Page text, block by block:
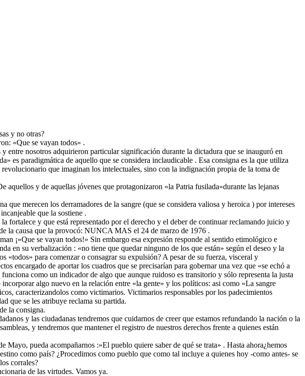
y no otras?
«Que se vayan todos» .
entre nosotros adquirieron particular significación durante la dictadura que se inauguró en
es paradigmática de aquello que se considera inclaudicable . Esa consigna es la que utiliza
que imaginan los intelectuales, sino con la indignación propia de la toma de
aquellos y de aquellas jóvenes que protagonizaron «la Patria fusilada»durante las lejanas
merecen los derramadores de la sangre (que se considera valiosa y heroica ) por intereses
que la sostiene .
fortalece y que está representado por el derecho y el deber de continuar reclamando juicio y
la causa que la provocó: NUNCA MAS el 24 de marzo de 1976 .
¡»Que se vayan todos!» Sin embargo esa expresión responde al sentido etimológico e
en su verbalización : «no tiene que quedar ninguno de los que están» según el deseo y la
«todos» para comenzar o consagrar su expulsión? A pesar de su fuerza, visceral y
encargado de aportar los cuadros que se precisarían para gobernar una vez que «se echó a
como un indicador de algo que aunque ruidoso es transitorio y sólo representa la justa
algo nuevo en la relación entre «la gente» y los políticos: asi como «La sangre
caracterizandolos como victimarios. Victimarios responsables por los padecimientos
que se les atribuye reclama su partida.
la consigna.
y las ciudadanas tendremos que cuidarnos de creer que estamos refundando la nación o la
y tendremos que mantener el registro de nuestros derechos frente a quienes están
pueda acompañarnos :»El pueblo quiere saber de qué se trata» . Hasta ahora¿hemos
como país? ¿Procedimos como pueblo que como tal incluye a quienes hoy -como antes- se
corrales?
de las virtudes. Vamos ya.